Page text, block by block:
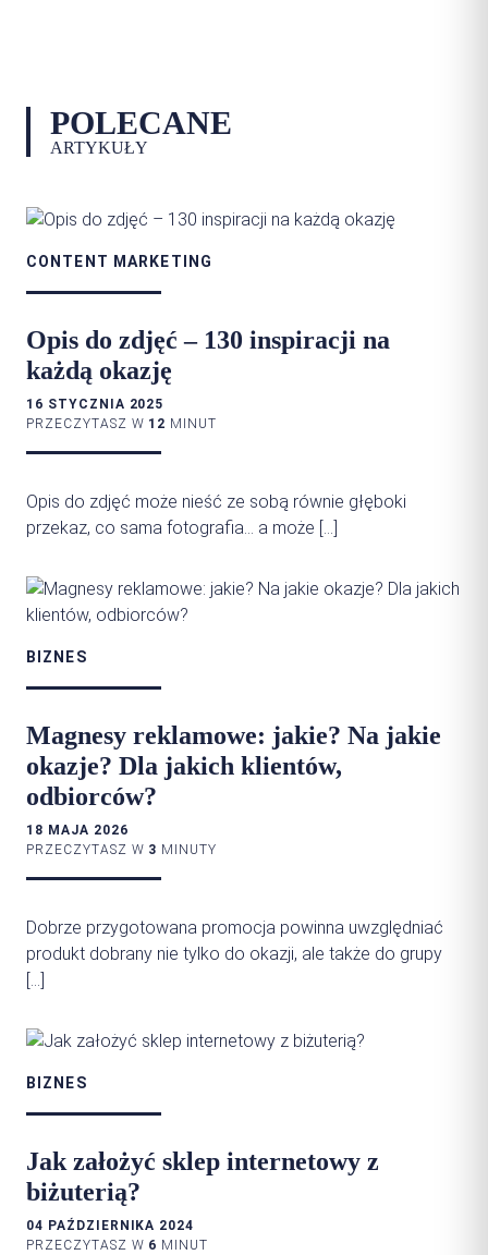
POLECANE
ARTYKUŁY
CONTENT MARKETING
Opis do zdjęć – 130 inspiracji na
każdą okazję
16 STYCZNIA 2025
PRZECZYTASZ W 12 MINUT
Opis do zdjęć może nieść ze sobą równie głęboki
przekaz, co sama fotografia… a może […]
BIZNES
Magnesy reklamowe: jakie? Na jakie
okazje? Dla jakich klientów,
odbiorców?
18 MAJA 2026
PRZECZYTASZ W 3 MINUTY
Dobrze przygotowana promocja powinna uwzględniać
produkt dobrany nie tylko do okazji, ale także do grupy
[…]
BIZNES
Jak założyć sklep internetowy z
biżuterią?
04 PAŹDZIERNIKA 2024
PRZECZYTASZ W 6 MINUT